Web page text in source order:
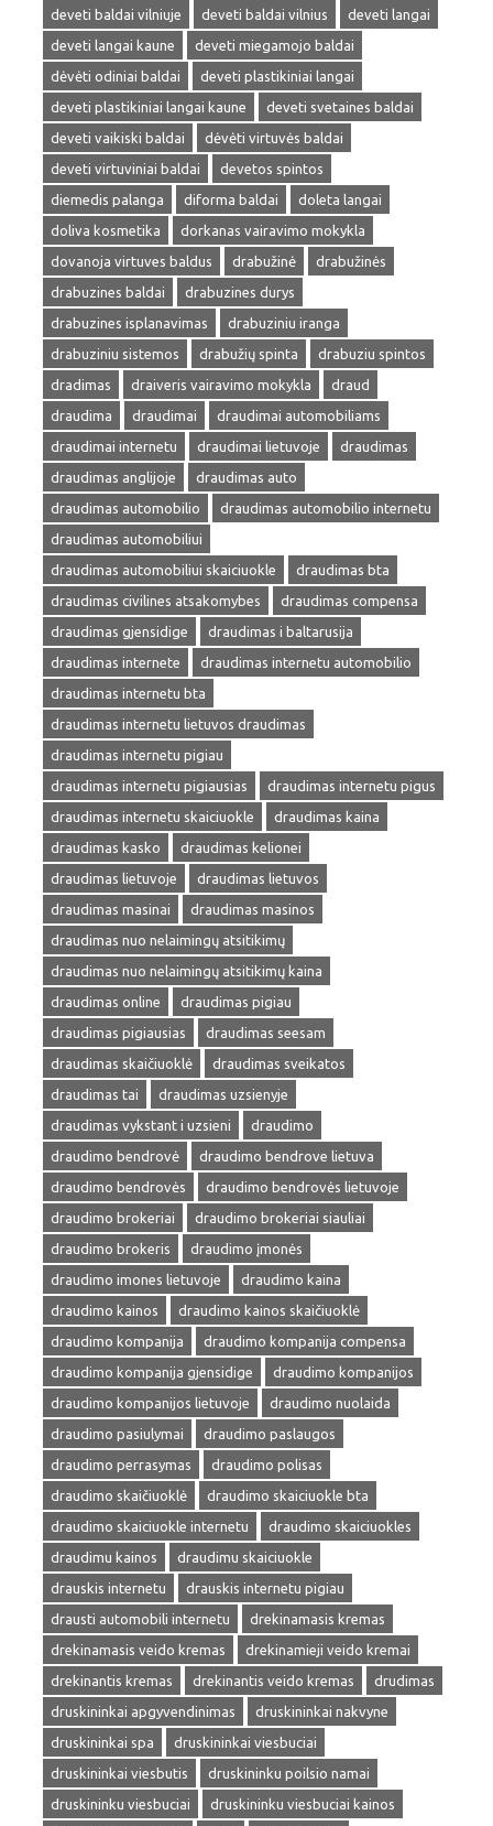
deveti baldai vilniuje deveti baldai vilnius
deveti langai
deveti langai kaune
deveti miegamojo baldai
dėvėti odiniai baldai
deveti plastikiniai langai
deveti plastikiniai langai kaune
deveti svetaines baldai
deveti vaikiski baldai
dėvėti virtuvės baldai
deveti virtuviniai baldai
devetos spintos
diemedis palanga
diforma baldai
doleta langai
doliva kosmetika
dorkanas vairavimo mokykla
dovanoja virtuves baldus
drabužinė
drabužinės
drabuzines baldai
drabuzines durys
drabuzines isplanavimas
drabuziniu iranga
drabuziniu sistemos
drabužių spinta
drabuziu spintos
dradimas
draiveris vairavimo mokykla
draud
draudima
draudimai
draudimai automobiliams
draudimai internetu
draudimai lietuvoje
draudimas
draudimas anglijoje
draudimas auto
draudimas automobilio
draudimas automobilio internetu
draudimas automobiliui
draudimas automobiliui skaiciuokle
draudimas bta
draudimas civilines atsakomybes
draudimas compensa
draudimas gjensidige
draudimas i baltarusija
draudimas internete
draudimas internetu automobilio
draudimas internetu bta
draudimas internetu lietuvos draudimas
draudimas internetu pigiau
draudimas internetu pigiausias
draudimas internetu pigus
draudimas internetu skaiciuokle
draudimas kaina
draudimas kasko
draudimas kelionei
draudimas lietuvoje
draudimas lietuvos
draudimas masinai
draudimas masinos
draudimas nuo nelaimingų atsitikimų
draudimas nuo nelaimingų atsitikimų kaina
draudimas online
draudimas pigiau
draudimas pigiausias
draudimas seesam
draudimas skaičiuoklė
draudimas sveikatos
draudimas tai
draudimas uzsienyje
draudimas vykstant i uzsieni
draudimo
draudimo bendrovė
draudimo bendrove lietuva
draudimo bendrovės
draudimo bendrovės lietuvoje
draudimo brokeriai
draudimo brokeriai siauliai
draudimo brokeris
draudimo įmonės
draudimo imones lietuvoje
draudimo kaina
draudimo kainos
draudimo kainos skaičiuoklė
draudimo kompanija
draudimo kompanija compensa
draudimo kompanija gjensidige
draudimo kompanijos
draudimo kompanijos lietuvoje
draudimo nuolaida
draudimo pasiulymai
draudimo paslaugos
draudimo perrasymas
draudimo polisas
draudimo skaičiuoklė
draudimo skaiciuokle bta
draudimo skaiciuokle internetu
draudimo skaiciuokles
draudimu kainos
draudimu skaiciuokle
drauskis internetu
drauskis internetu pigiau
drausti automobili internetu
drekinamasis kremas
drekinamasis veido kremas
drekinamieji veido kremai
drekinantis kremas
drekinantis veido kremas
drudimas
druskininkai apgyvendinimas
druskininkai nakvyne
druskininkai spa
druskininkai viesbuciai
druskininkai viesbutis
druskininku poilsio namai
druskininku viesbuciai
druskininku viesbuciai kainos